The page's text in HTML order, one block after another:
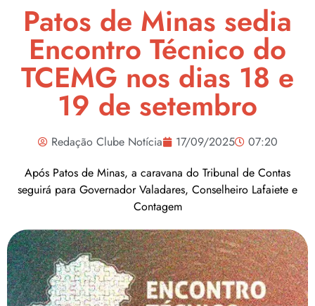
Patos de Minas sedia
Encontro Técnico do
TCEMG nos dias 18 e
19 de setembro
Redação Clube Notícia 17/09/2025
07:20
Após Patos de Minas, a caravana do Tribunal de Contas
seguirá para Governador Valadares, Conselheiro Lafaiete e
Contagem